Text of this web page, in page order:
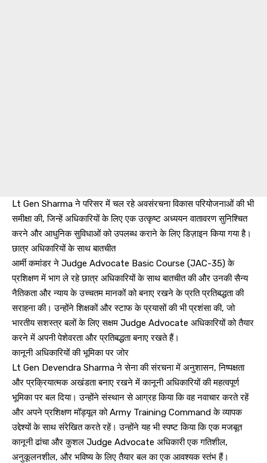
Lt Gen Sharma ने परिसर में चल रहे अवसंरचना विकास परियोजनाओं की भी
समीक्षा की, जिन्हें अधिकारियों के लिए एक उत्कृष्ट अध्ययन वातावरण सुनिश्चित
करने और आधुनिक सुविधाओं को उपलब्ध कराने के लिए डिज़ाइन किया गया है।
छात्र अधिकारियों के साथ बातचीत
आर्मी कमांडर ने Judge Advocate Basic Course (JAC-35) के
प्रशिक्षण में भाग ले रहे छात्र अधिकारियों के साथ बातचीत की और उनकी सैन्य
नैतिकता और न्याय के उच्चतम मानकों को बनाए रखने के प्रति प्रतिबद्धता की
सराहना की। उन्होंने शिक्षकों और स्टाफ के प्रयासों की भी प्रशंसा की, जो
भारतीय सशस्त्र बलों के लिए सक्षम Judge Advocate अधिकारियों को तैयार
करने में अपनी पेशेवरता और प्रतिबद्धता बनाए रखते हैं।
कानूनी अधिकारियों की भूमिका पर जोर
Lt Gen Devendra Sharma ने सेना की संरचना में अनुशासन, निष्पक्षता
और प्रक्रियात्मक अखंडता बनाए रखने में कानूनी अधिकारियों की महत्वपूर्ण
भूमिका पर बल दिया। उन्होंने संस्थान से आग्रह किया कि वह नवाचार करते रहें
और अपने प्रशिक्षण मॉड्यूल को Army Training Command के व्यापक
उद्देश्यों के साथ संरेखित करते रहें। उन्होंने यह भी स्पष्ट किया कि एक मजबूत
कानूनी ढांचा और कुशल Judge Advocate अधिकारी एक गतिशील,
अनुकूलनशील, और भविष्य के लिए तैयार बल का एक आवश्यक स्तंभ हैं।